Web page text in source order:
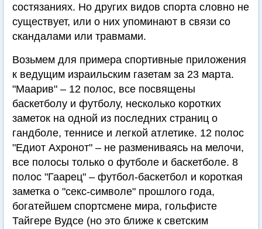
состязаниях. Но других видов спорта словно не
существует, или о них упоминают в связи со
скандалами или травмами.
Возьмем для примера спортивные приложения
к ведущим израильским газетам за 23 марта.
"Маарив" – 12 полос, все посвящены
баскетболу и футболу, несколько коротких
заметок на одной из последних страниц о
гандболе, теннисе и легкой атлетике. 12 полос
"Едиот Ахронот" – не размениваясь на мелочи,
все полосы только о футболе и баскетболе. 8
полос "Гаарец" – футбол-баскетбол и короткая
заметка о "секс-символе" прошлого года,
богатейшем спортсмене мира, гольфисте
Тайгере Вудсе (но это ближе к светским